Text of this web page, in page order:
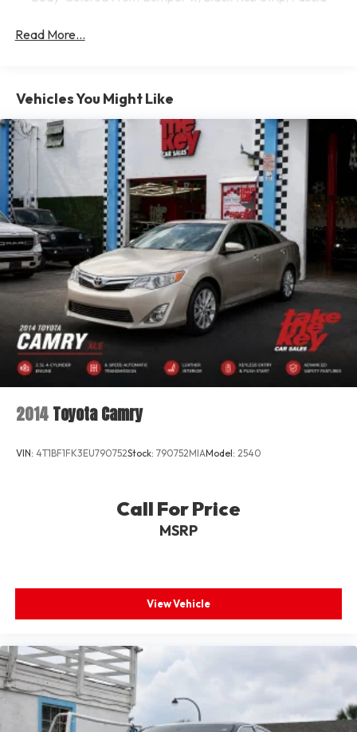
Body-Colored Power Heated Side Mirrors w/Manual
Chrome Side Windows Trim and Black Front Windshield
Compact Spare Tire Mounted Inside Under Cargo
Fixed Rear Window w/Defroster
Galvanized Steel/Aluminum Panels
Headlights-Automatic Highbeams
LED Brakelights
Light Tinted Glass
Lip Spoiler
Rocker Panel Extensions
Steel Spare Wheel
Tires: P235/45R18 AS
Trunk Rear Cargo Access
Variable Intermittent Wipers
Wheels: 8.0J x 18" Alloy
Read More...
Vehicles You Might Like
2014Toyota Camry
VIN: 4T1BF1FK3EU790752Stock: 790752MIAModel: 2540
Call For Price
MSRP
View Vehicle